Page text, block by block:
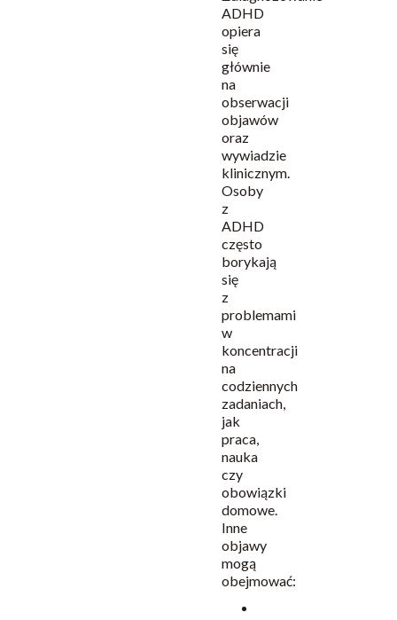
ADHD
opiera
się
głównie
na
obserwacji
objawów
oraz
wywiadzie
klinicznym.
Osoby
z
ADHD
często
borykają
się
z
problemami
w
koncentracji
na
codziennych
zadaniach,
jak
praca,
nauka
czy
obowiązki
domowe.
Inne
objawy
mogą
obejmować: